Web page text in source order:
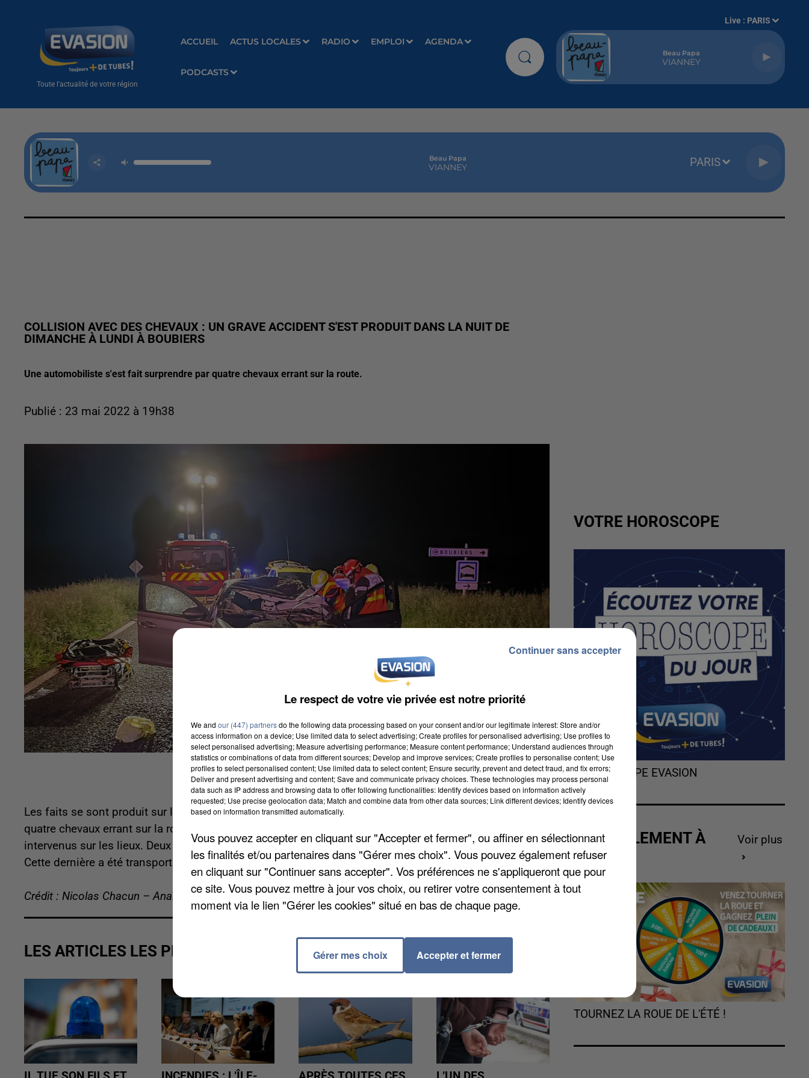
Toute l'actualité de votre région
ACCUEIL ACTUS LOCALES RADIO EMPLOI AGENDA
PODCASTS
Live : PARIS
Beau Papa
VIANNEY
Beau Papa
VIANNEY PARIS
COLLISION AVEC DES CHEVAUX : UN GRAVE ACCIDENT S'EST PRODUIT DANS LA NUIT DE
DIMANCHE À LUNDI À BOUBIERS
Une automobiliste s'est fait surprendre par quatre chevaux errant sur la route.
Publié : 23 mai 2022 à 19h38
Les faits se sont produit sur la route départementale 915. Une automobiliste s'est fait surprendre par
quatre chevaux errant sur la route. Elle les a alors percutés. Les sapeurs-pompiers sont rapidement
intervenus sur les lieux. Deux chevaux sur quatre sont morts. La conductrice a été gravement blessée.
Cette dernière a été transportée à l'hôpital de Beauvais.
Crédit : Nicolas Chacun – Anaïs Boubrit
LES ARTICLES LES PLUS VUS
VOTRE HOROSCOPE
L'HOROSCOPE EVASION
ACTUELLEMENT À
GAGNER
Voir plus
TOURNEZ LA ROUE DE L'ÉTÉ !
Le respect de votre vie privée est notre priorité
We and our (447) partnersdo the following data processing based on your consent and/or our legitimate interest: Store and/or
access information on a device; Use limited data to select advertising; Create profiles for personalised advertising; Use profiles to
select personalised advertising; Measure advertising performance; Measure content performance; Understand audiences through
statistics or combinations of data from different sources; Develop and improve services; Create profiles to personalise content; Use
profiles to select personalised content; Use limited data to select content; Ensure security, prevent and detect fraud, and fix errors;
Deliver and present advertising and content; Save and communicate privacy choices. These technologies may process personal
data such as IP address and browsing data to offer following functionalities: Identify devices based on information actively
requested; Use precise geolocation data; Match and combine data from other data sources; Link different devices; Identify devices
based on information transmitted automatically.
Vous pouvez accepter en cliquant sur "Accepter et fermer", ou affiner en sélectionnant
les finalités et/ou partenaires dans "Gérer mes choix". Vous pouvez également refuser
en cliquant sur "Continuer sans accepter". Vos préférences ne s'appliqueront que pour
ce site. Vous pouvez mettre à jour vos choix, ou retirer votre consentement à tout
moment via le lien "Gérer les cookies" situé en bas de chaque page.
Gérer mes choix Accepter et fermer
Continuer sans accepter